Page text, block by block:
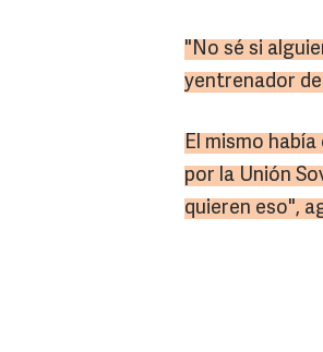
"No sé si
yentrenador de
El mismo
por la Unión
quieren eso",